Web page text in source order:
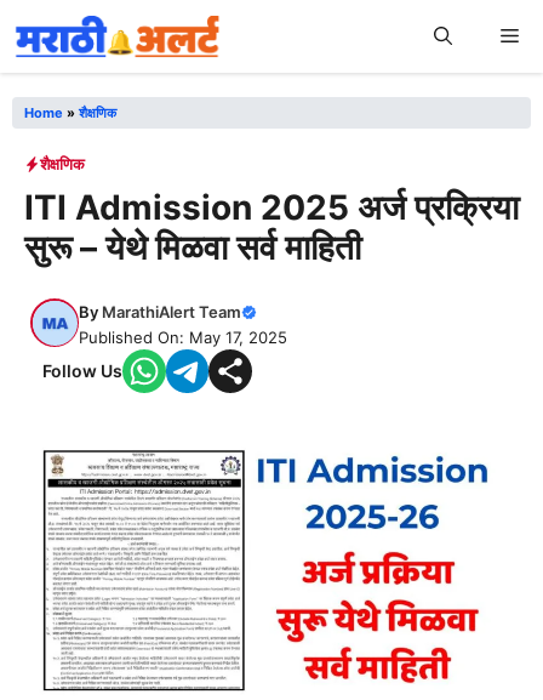
to
content
Home »शैक्षणिक
शैक्षणिक
ITI Admission 2025 अर्ज प्रक्रिया
सुरू – येथे मिळवा सर्व माहिती
By MarathiAlert Team
Published On: May 17, 2025
Follow Us